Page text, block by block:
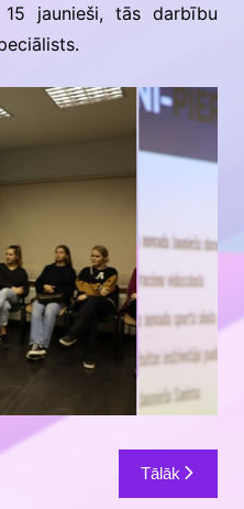
jaunieši, tās darbību
Tālāk